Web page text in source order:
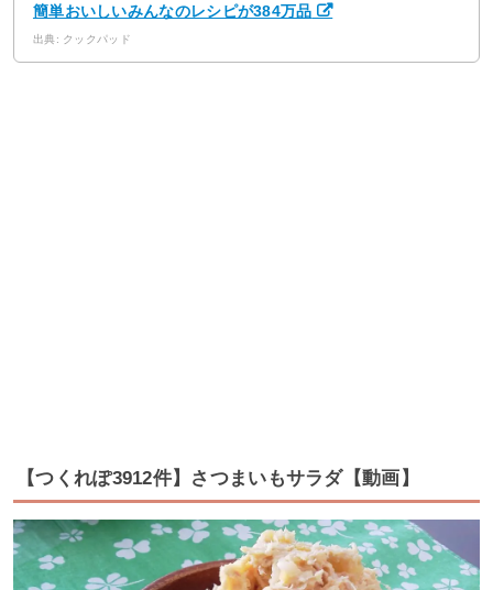
簡単おいしいみんなのレシピが384万品
出典: クックパッド
【つくれぽ3912件】さつまいもサラダ【動画】